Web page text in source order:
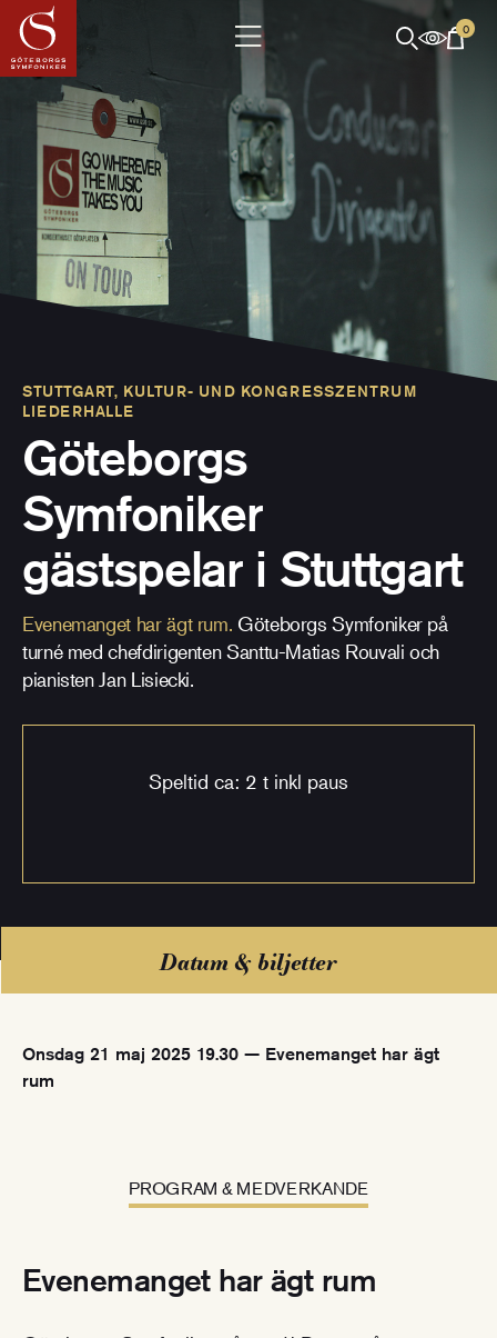
0
STUTTGART, KULTUR- UND KONGRESSZENTRUM
LIEDERHALLE
Göteborgs
Symfoniker
gästspelar i Stuttgart
Evenemanget har ägt rum. Göteborgs Symfoniker på
turné med chefdirigenten Santtu-Matias Rouvali och
pianisten Jan Lisiecki.
Speltid ca: 2 t inkl paus
Datum & biljetter
Onsdag 21 maj 2025 19.30 — Evenemanget har ägt
rum
PROGRAM & MEDVERKANDE
Evenemanget har ägt rum